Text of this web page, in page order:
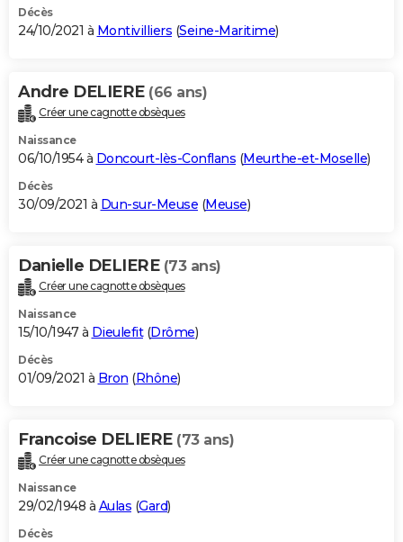
Décès
24/10/2021 à Montivilliers (Seine-Maritime)
Andre DELIERE (66 ans)
Créer une cagnotte obsèques
Naissance
06/10/1954 à Doncourt-lès-Conflans (Meurthe-et-Moselle)
Décès
30/09/2021 à Dun-sur-Meuse (Meuse)
Danielle DELIERE (73 ans)
Créer une cagnotte obsèques
Naissance
15/10/1947 à Dieulefit(Drôme)
Décès
01/09/2021 à Bron (Rhône)
Francoise DELIERE (73 ans)
Créer une cagnotte obsèques
Naissance
29/02/1948 à Aulas (Gard)
Décès